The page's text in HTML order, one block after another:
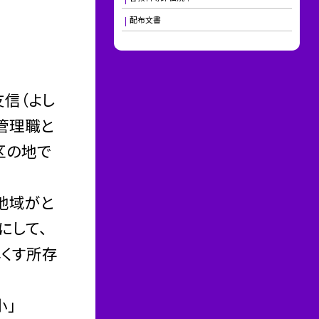
（よし
理職と
の地で
域がと
て、
す所存
配布文書